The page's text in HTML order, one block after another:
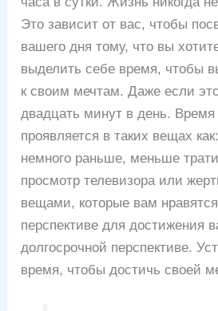
Это зависит от вас, чтобы
вашего дня тому, что вы
выделить себе время, чтобы
к своим мечтам. Даже если
двадцать минут в день. Время
проявляется в таких вещах
немного раньше, меньше
просмотр телевизора или
вещами, которые вам нравятся
перспективе для достижения
долгосрочной перспективе.
время, чтобы достичь своей